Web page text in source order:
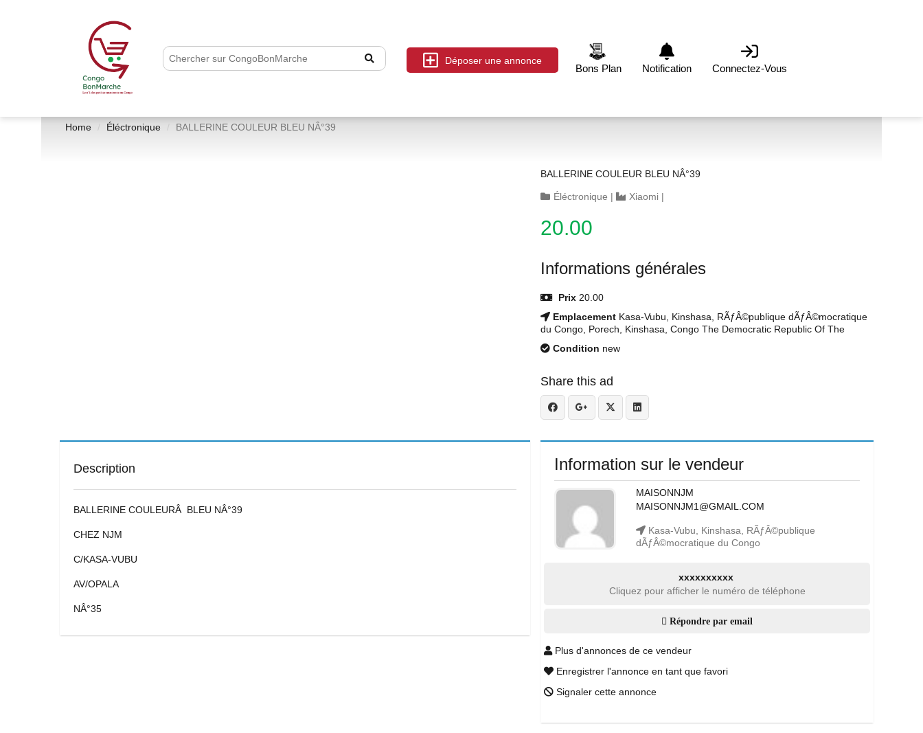
Déposer une annonce
Bons Plan Notification Connectez-Vous
Home Éléctronique BALLERINE COULEUR BLEU NÂ°39
BALLERINE COULEUR BLEU NÂ°39
Éléctronique | Xiaomi |
20.00
Informations générales
Prix 20.00
Emplacement Kasa-Vubu, Kinshasa, RÃƒÂ©publique dÃƒÂ©mocratique
du Congo, Porech, Kinshasa, Congo The Democratic Republic Of The
Condition new
Share this ad
Description
BALLERINE COULEURÂ BLEU NÂ°39
CHEZ NJM
C/KASA-VUBU
AV/OPALA
NÂ°35
Information sur le vendeur
MAISONNJM
MAISONNJM1@GMAIL.COM
Kasa-Vubu, Kinshasa, RÃƒÂ©publique
dÃƒÂ©mocratique du Congo
xxxxxxxxxx
Cliquez pour afficher le numéro de téléphone
Répondre par email
Plus d'annonces de ce vendeur
Enregistrer l'annonce en tant que favori
Signaler cette annonce